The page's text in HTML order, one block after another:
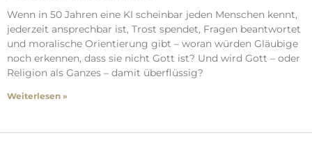
Wenn in 50 Jahren eine KI scheinbar jeden Menschen kennt,
jederzeit ansprechbar ist, Trost spendet, Fragen beantwortet
und moralische Orientierung gibt – woran würden Gläubige
noch erkennen, dass sie nicht Gott ist? Und wird Gott – oder
Religion als Ganzes – damit überflüssig?
Weiterlesen »